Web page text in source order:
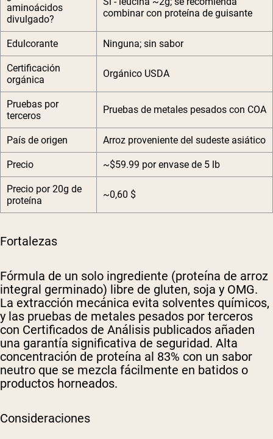
aminoácidos
divulgado?
combinar con proteína de guisante
Edulcorante Ninguna; sin sabor
Certificación
orgánica
Orgánico USDA
Pruebas por
terceros
Pruebas de metales pesados con COA
País de origen Arroz proveniente del sudeste asiático
Precio ~$59.99 por envase de 5 lb
Precio por 20g de
proteína
~0,60 $
Fortalezas
Fórmula de un solo ingrediente (proteína de arroz
integral germinado) libre de gluten, soja y OMG.
La extracción mecánica evita solventes químicos,
y las pruebas de metales pesados por terceros
con Certificados de Análisis publicados añaden
una garantía significativa de seguridad. Alta
concentración de proteína al 83% con un sabor
neutro que se mezcla fácilmente en batidos o
productos horneados.
Consideraciones